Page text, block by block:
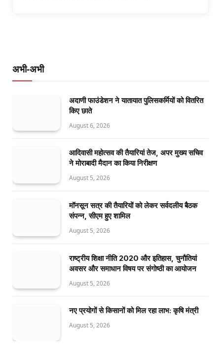
अभी-अभी
अदाणी फाउंडेशन ने यातायात पुलिसकर्मियों को वितरित
किए छाते
August 6, 2026
आदिवासी महोत्सव की तैयारियां तेज, अपर मुख्य सचिव
ने मोराबादी मैदान का किया निरीक्षण
August 5, 2026
मॉनसून सत्र की तैयारियों को लेकर सर्वदलीय बैठक
संपन्न, सीएम हुए शामिल
August 5, 2026
राष्ट्रीय शिक्षा नीति 2020 और इतिहास, चुनौतियां
अवसर और समाधान विषय पर संगोष्ठी का आयोजन
August 5, 2026
नए प्रयोगों से किसानों को मिल रहा लाभ: कृषि मंत्री
August 5, 2026